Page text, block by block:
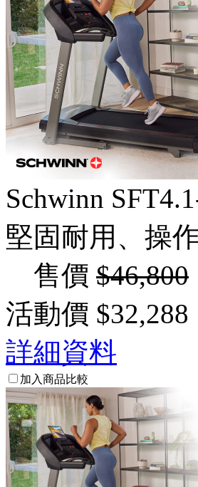
Schwinn
堅固耐用、操
售價 $46,800
活動價 $32,288
詳細資料
加入商品比較